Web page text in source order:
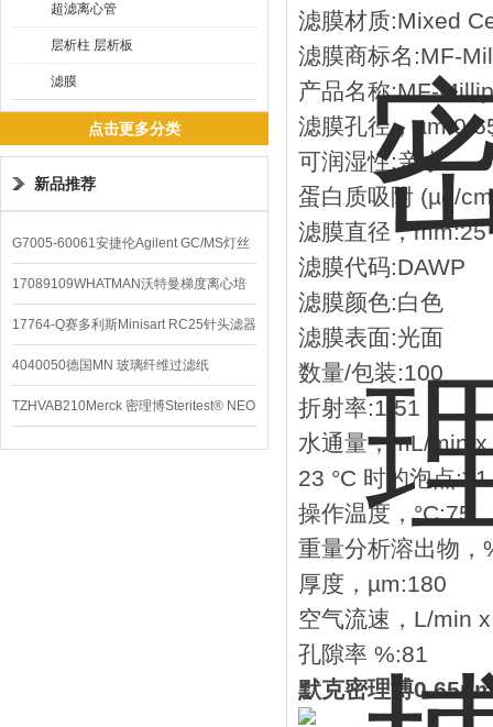
超滤离心管
层析柱 层析板
滤膜
点击更多分类
新品推荐
G7005-60061安捷伦Agilent GC/MS灯丝
配件
17089109WHATMAN沃特曼梯度离心培
养基
17764-Q赛多利斯Minisart RC25针头滤器
4040050德国MN 玻璃纤维过滤纸
TZHVAB210Merck 密理博Steritest® NEO
设备
滤膜材质:Mixed
滤膜商标名:MF-
产品名称:MF-
滤膜孔径，
可润湿性:亲水
蛋白质吸附 (µg/
滤膜直径，mm:25
滤膜代码:DAWP
滤膜颜色:白色
滤膜表面:光面
数量/包装:100
折射率:1.51
水通量，mL/min
23 °C 时的泡点
操作温度，°C:75
重量分析溶出物，
厚度，µm:180
空气流速，L/min
孔隙率 %:81
默克密理博